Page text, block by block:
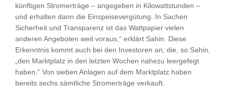
künftigen Stromerträge – angegeben in Kilowattstunden –
und erhalten dann die Einspeisevergütung. In Sachen
Sicherheit und Transparenz ist das Wattpapier vielen
anderen Angeboten weit voraus,“ erklärt Sahin. Diese
Erkenntnis kommt auch bei den Investoren an, die, so Sahin,
„den Marktplatz in den letzten Wochen nahezu leergefegt
haben.“ Von sieben Anlagen auf dem Marktplatz haben
bereits sechs sämtliche Stromerträge verkauft.